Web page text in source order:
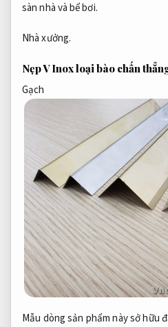
sàn nhà và bể bơi.
Nhà xưởng.
Nẹp V Inox loại bào chấn
Mẫu dòng sản phẩm nàysở hữu